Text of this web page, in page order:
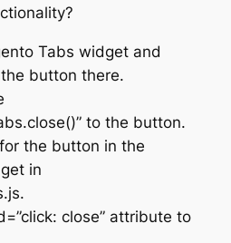
Tabs widget and
button there.
to the button.
the button in the
in
close” attribute to